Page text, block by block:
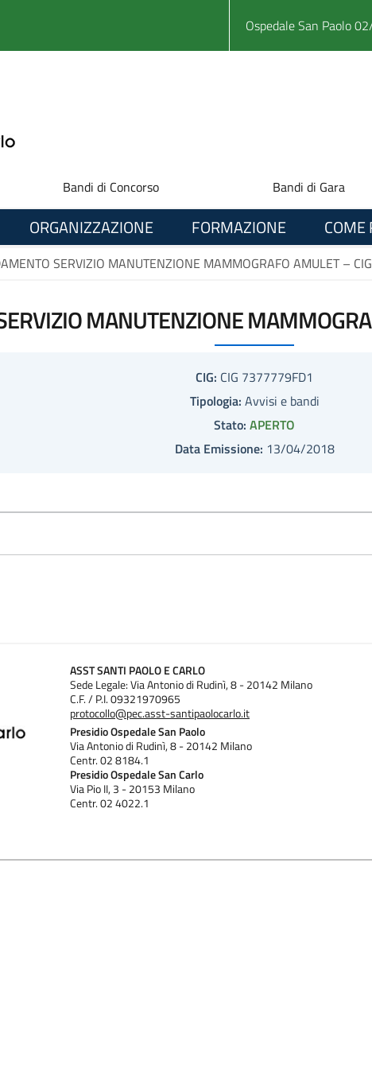
Ospedale San Paolo
Bandi di Concorso Bandi di Gara
ORGANIZZAZIONE FORMAZIONE COME
SERVIZIO MANUTENZIONE MAMMOGRAFO AMULET –
MANUTENZIONE
CIG: CIG 7377779FD1
Tipologia: Avvisi e bandi
Stato: APERTO
Data Emissione: 13/04/2018
ASST SANTI PAOLO E CARLO
Sede Legale: Via Antonio di Rudinì, 8 - 20142 Milano
C.F. / P.I. 09321970965
protocollo@pec.asst-santipaolocarlo.it
Presidio Ospedale San Paolo
Via Antonio di Rudinì, 8 - 20142 Milano
Centr. 02 8184.1
Presidio Ospedale San Carlo
Via Pio II, 3 - 20153 Milano
Centr. 02 4022.1